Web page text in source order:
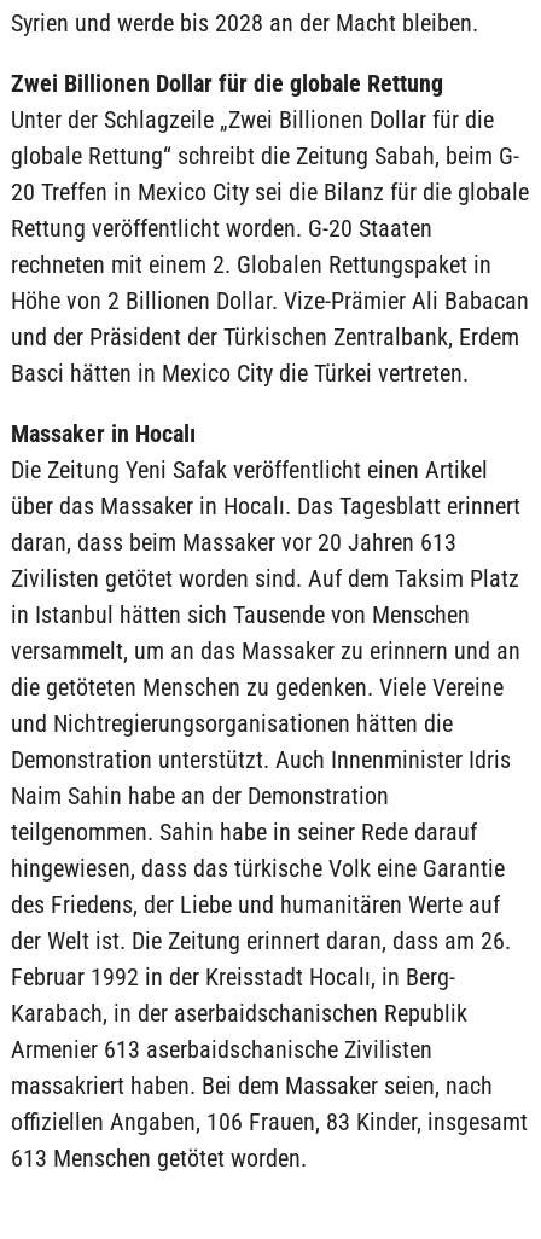
Syrien und werde bis 2028 an der Macht bleiben.
Zwei Billionen Dollar für die globale Rettung
Unter der Schlagzeile „Zwei Billionen Dollar für die
globale Rettung“ schreibt die Zeitung Sabah, beim G-
20 Treffen in Mexico City sei die Bilanz für die globale
Rettung veröffentlicht worden. G-20 Staaten
rechneten mit einem 2. Globalen Rettungspaket in
Höhe von 2 Billionen Dollar. Vize-Prämier Ali Babacan
und der Präsident der Türkischen Zentralbank, Erdem
Basci hätten in Mexico City die Türkei vertreten.
Massaker in Hocalı
Die Zeitung Yeni Safak veröffentlicht einen Artikel
über das Massaker in Hocalı. Das Tagesblatt erinnert
daran, dass beim Massaker vor 20 Jahren 613
Zivilisten getötet worden sind. Auf dem Taksim Platz
in Istanbul hätten sich Tausende von Menschen
versammelt, um an das Massaker zu erinnern und an
die getöteten Menschen zu gedenken. Viele Vereine
und Nichtregierungsorganisationen hätten die
Demonstration unterstützt. Auch Innenminister Idris
Naim Sahin habe an der Demonstration
teilgenommen. Sahin habe in seiner Rede darauf
hingewiesen, dass das türkische Volk eine Garantie
des Friedens, der Liebe und humanitären Werte auf
der Welt ist. Die Zeitung erinnert daran, dass am 26.
Februar 1992 in der Kreisstadt Hocalı, in Berg-
Karabach, in der aserbaidschanischen Republik
Armenier 613 aserbaidschanische Zivilisten
massakriert haben. Bei dem Massaker seien, nach
offiziellen Angaben, 106 Frauen, 83 Kinder, insgesamt
613 Menschen getötet worden.